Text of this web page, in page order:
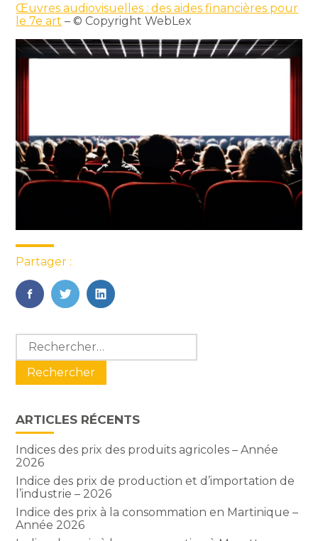
Œuvres audiovisuelles : des aides financières pour
le 7e art – © Copyright WebLex
Partager :
FaceBook
TwitterLinkedIn
Blog
sidebar
Rechercher :
ARTICLES RÉCENTS
Indices des prix des produits agricoles – Année
2026
Indice des prix de production et d’importation de
l’industrie – 2026
Indice des prix à la consommation en Martinique –
Année 2026